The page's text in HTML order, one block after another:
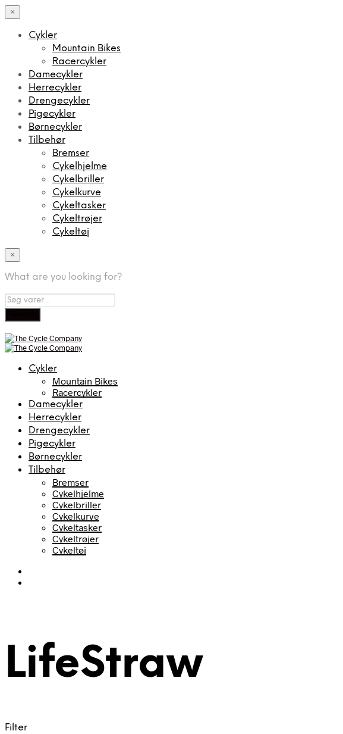
×
Cykler
Mountain Bikes
Racercykler
Damecykler
Herrecykler
Drengecykler
Pigecykler
Børnecykler
Tilbehør
Bremser
Cykelhjelme
Cykelbriller
Cykelkurve
Cykeltasker
Cykeltrøjer
Cykeltøj
×
What are you looking for?
Cykler
Mountain Bikes
Racercykler
Damecykler
Herrecykler
Drengecykler
Pigecykler
Børnecykler
Tilbehør
Bremser
Cykelhjelme
Cykelbriller
Cykelkurve
Cykeltasker
Cykeltrøjer
Cykeltøj
LifeStraw
Filter